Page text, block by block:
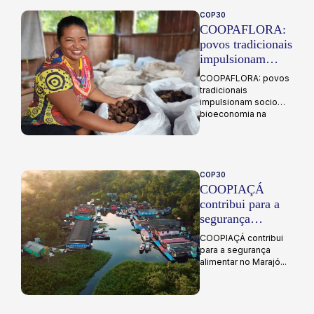
COP30
COOPAFLORA:
povos tradicionais
impulsionam
socio
bioeconomia na
Amazônia
COOPAFLORA: povos
tradicionais
impulsionam socio
bioeconomia na
COP30
COOPIAÇÁ
contribui para a
segurança
alimentar no
Marajó
COOPIAÇÁ contribui
para a segurança
alimentar no Marajó...